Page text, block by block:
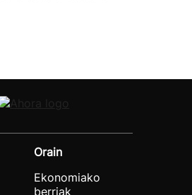
Orain
Ekonomiako
berriak